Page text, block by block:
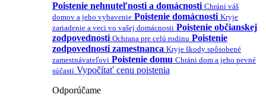
Poistenie nehnuteľnosti a domácnosti Chráni váš
domov a jeho vybavenie Poistenie domácnosti Kryje
zariadenie a veci vo vašej domácnosti Poistenie občianskej
zodpovednosti Ochrana pre celú rodinu Poistenie
zodpovednosti zamestnanca Kryje škody spôsobené
zamestnávateľovi Poistenie domu Chráni dom a jeho pevné
súčasti Vypočítať cenu poistenia
Odporúčame